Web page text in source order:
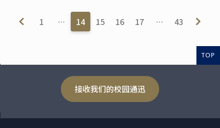
1 … 14 15 16 17 … 43
TOP
接收我们的校园通迅